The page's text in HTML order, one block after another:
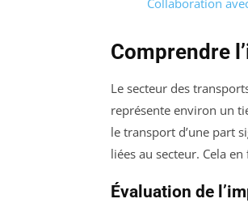
Collaboration
Comprendre
Le secteur des
représente environ un
le transport d’une part
liées au secteur. Cela
Évaluation de